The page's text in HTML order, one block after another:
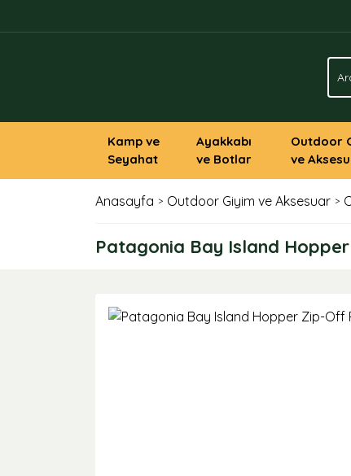
Kamp ve
Seyahat
Ayakkabı
ve Botlar
Outdoor
ve
Anasayfa Outdoor Giyim ve Aksesuar
Patagonia Bay Island